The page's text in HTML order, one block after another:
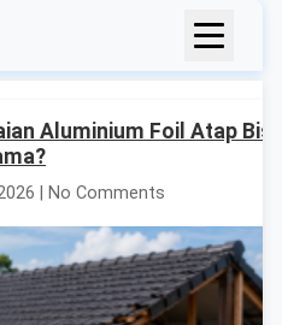
Aluminium Foil Atap
| No Comments